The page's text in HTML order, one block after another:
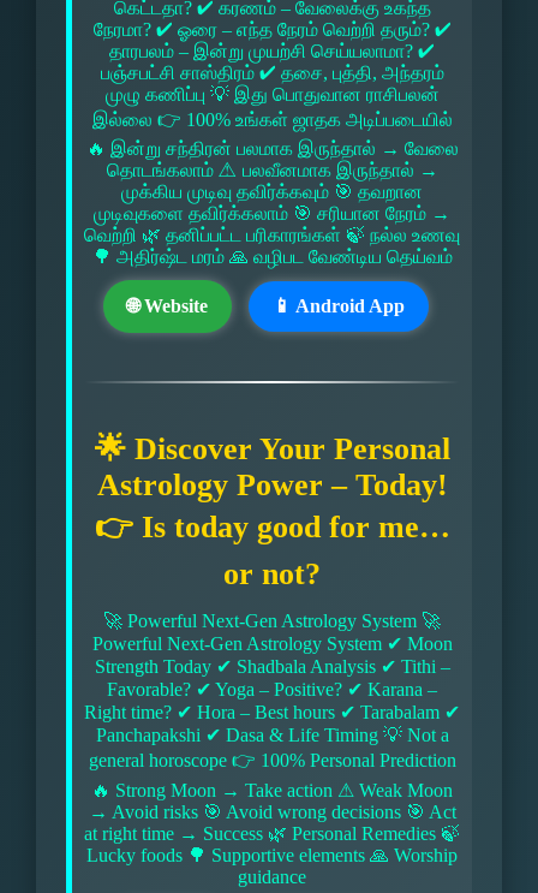
கெட்டதா? ✔ கரணம் – வேலைக்கு உகந்த
நேரமா? ✔ ஓரை – எந்த நேரம் வெற்றி தரும்? ✔
தாரபலம் – இன்று முயற்சி செய்யலாமா? ✔
பஞ்சபட்சி சாஸ்திரம் ✔ தசை, புத்தி, அந்தரம்
முழு கணிப்பு 💡 இது பொதுவான ராசிபலன்
இல்லை 👉 100% உங்கள் ஜாதக அடிப்படையில்
🔥 இன்று சந்திரன் பலமாக இருந்தால் → வேலை
தொடங்கலாம் ⚠ பலவீனமாக இருந்தால் →
முக்கிய முடிவு தவிர்க்கவும் 🎯 தவறான
முடிவுகளை தவிர்க்கலாம் 🎯 சரியான நேரம் →
வெற்றி 🌿 தனிப்பட்ட பரிகாரங்கள் 🍃 நல்ல உணவு
🌳 அதிர்ஷ்ட மரம் 🙏 வழிபட வேண்டிய தெய்வம்
🌐 Website 📱 Android App
🌟 Discover Your Personal
Astrology Power – Today!
👉 Is today good for me…
or not?
🚀 Powerful Next-Gen Astrology System 🚀
Powerful Next-Gen Astrology System ✔ Moon
Strength Today ✔ Shadbala Analysis ✔ Tithi –
Favorable? ✔ Yoga – Positive? ✔ Karana –
Right time? ✔ Hora – Best hours ✔ Tarabalam ✔
Panchapakshi ✔ Dasa & Life Timing 💡 Not a
general horoscope 👉 100% Personal Prediction
🔥 Strong Moon → Take action ⚠ Weak Moon
→ Avoid risks 🎯 Avoid wrong decisions 🎯 Act
at right time → Success 🌿 Personal Remedies 🍃
Lucky foods 🌳 Supportive elements 🙏 Worship
guidance